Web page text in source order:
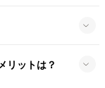
リットは？